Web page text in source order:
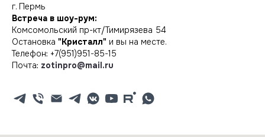
г. Пермь
Встреча в шоу-рум:
Комсомольский пр-кт/Тимирязева 54
Остановка "Кристалл" и вы на месте.
Телефон: +7(951)951-85-15
Почта: zotinpro@mail.ru